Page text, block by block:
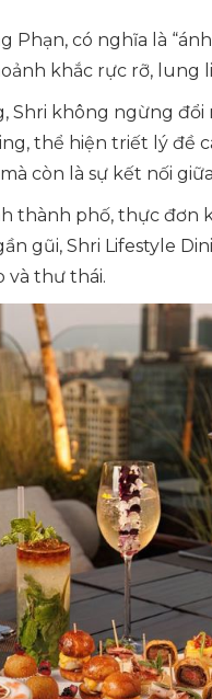
Phạn, có nghĩa là
khắc rực rỡ, lung
Shri không ngừng
thể hiện triết lý đề
còn là sự kết nối
thành phố, thực đơn
gũi, Shri Lifestyle
và thư thái.